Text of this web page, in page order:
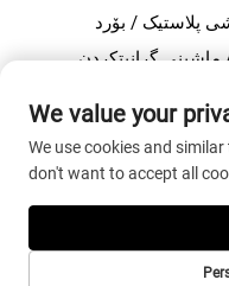
پلاستیک / بۆرد
ماشینی گرانيتکردن
We value your
We use cookies and
don't want to accept all